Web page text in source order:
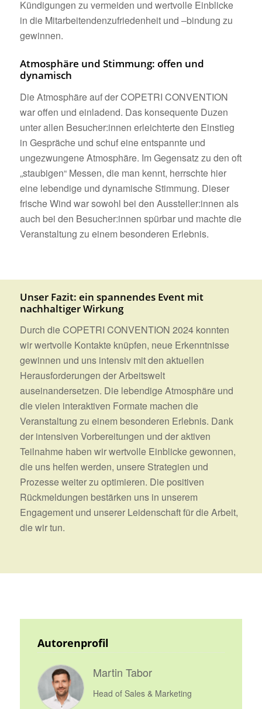
Kündigungen zu vermeiden und wertvolle Einblicke
in die Mitarbeitendenzufriedenheit und –bindung zu
gewinnen.
Atmosphäre und Stimmung: offen und
dynamisch
Die Atmosphäre auf der COPETRI CONVENTION
war offen und einladend. Das konsequente Duzen
unter allen Besucher:innen erleichterte den Einstieg
in Gespräche und schuf eine entspannte und
ungezwungene Atmosphäre. Im Gegensatz zu den oft
„staubigen“ Messen, die man kennt, herrschte hier
eine lebendige und dynamische Stimmung. Dieser
frische Wind war sowohl bei den Aussteller:innen als
auch bei den Besucher:innen spürbar und machte die
Veranstaltung zu einem besonderen Erlebnis.
Unser Fazit: ein spannendes Event mit
nachhaltiger Wirkung
Durch die COPETRI CONVENTION 2024 konnten
wir wertvolle Kontakte knüpfen, neue Erkenntnisse
gewinnen und uns intensiv mit den aktuellen
Herausforderungen der Arbeitswelt
auseinandersetzen. Die lebendige Atmosphäre und
die vielen interaktiven Formate machen die
Veranstaltung zu einem besonderen Erlebnis. Dank
der intensiven Vorbereitungen und der aktiven
Teilnahme haben wir wertvolle Einblicke gewonnen,
die uns helfen werden, unsere Strategien und
Prozesse weiter zu optimieren. Die positiven
Rückmeldungen bestärken uns in unserem
Engagement und unserer Leidenschaft für die Arbeit,
die wir tun.
Autorenprofil
Martin Tabor
Head of Sales & Marketing